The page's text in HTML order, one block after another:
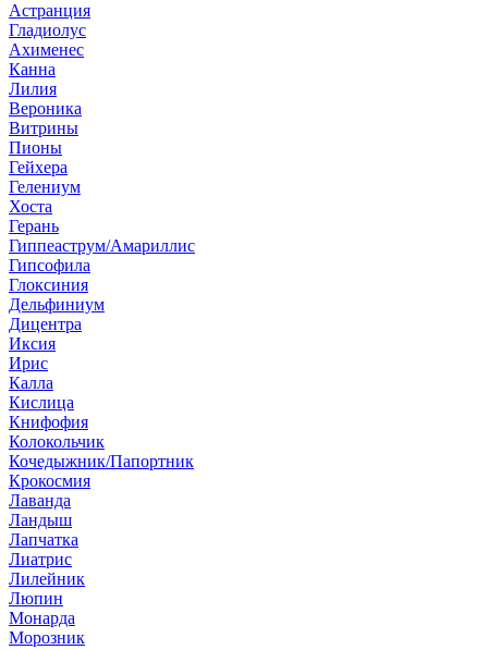
Астранция
Гладиолус
Ахименес
Канна
Лилия
Вероника
Витрины
Пионы
Гейхера
Гелениум
Хоста
Герань
Гиппеаструм/Амариллис
Гипсофила
Глоксиния
Дельфиниум
Дицентра
Иксия
Ирис
Калла
Кислица
Книфофия
Колокольчик
Кочедыжник/Папортник
Крокосмия
Лаванда
Ландыш
Лапчатка
Лиатрис
Лилейник
Люпин
Монарда
Морозник